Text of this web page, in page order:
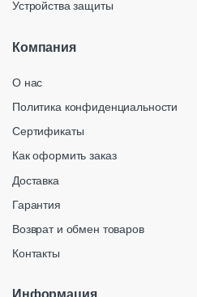
Устройства защиты
Компания
О нас
Политика конфиденциальности
Сертификаты
Как оформить заказ
Доставка
Гарантия
Возврат и обмен товаров
Контакты